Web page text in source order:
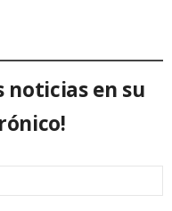
noticias en su